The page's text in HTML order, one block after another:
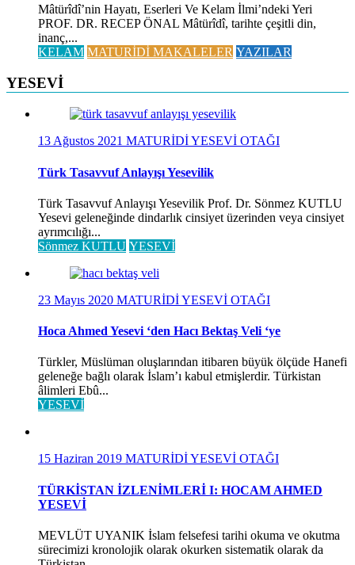
Mâtürîdî’nin Hayatı, Eserleri Ve Kelam İlmi’ndeki Yeri
PROF. DR. RECEP ÖNAL Mâtürîdî, tarihte çeşitli din,
inanç,...
KELAM MATURİDİ MAKALELER YAZILAR
YESEVİ
13 Ağustos 2021 MATURİDİ YESEVİ OTAĞI
Türk Tasavvuf Anlayışı Yesevilik
Türk Tasavvuf Anlayışı Yesevilik Prof. Dr. Sönmez KUTLU
Yesevi geleneğinde dindarlık cinsiyet üzerinden veya cinsiyet
ayrımcılığı...
Sönmez KUTLU YESEVİ
23 Mayıs 2020 MATURİDİ YESEVİ OTAĞI
Hoca Ahmed Yesevi ‘den Hacı Bektaş Veli ‘ye
Türkler, Müslüman oluşlarından itibaren büyük ölçüde Hanefi
geleneğe bağlı olarak İslam’ı kabul etmişlerdir. Türkistan
âlimleri Ebû...
YESEVİ
15 Haziran 2019 MATURİDİ YESEVİ OTAĞI
TÜRKİSTAN İZLENİMLERİ I: HOCAM AHMED
YESEVİ
MEVLÜT UYANIK İslam felsefesi tarihi okuma ve okutma
sürecimizi kronolojik olarak okurken sistematik olarak da